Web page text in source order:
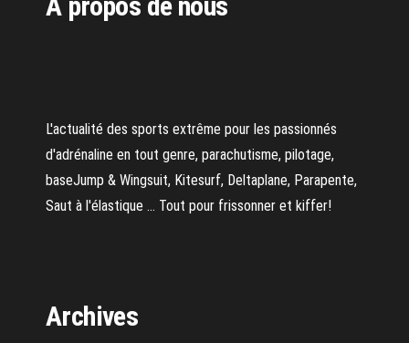
L'actualité des sports extrême pour les passionnés
d'adrénaline en tout genre, parachutisme, pilotage,
baseJump & Wingsuit, Kitesurf, Deltaplane, Parapente,
Saut à l'élastique ... Tout pour frissonner et kiffer!
Archives